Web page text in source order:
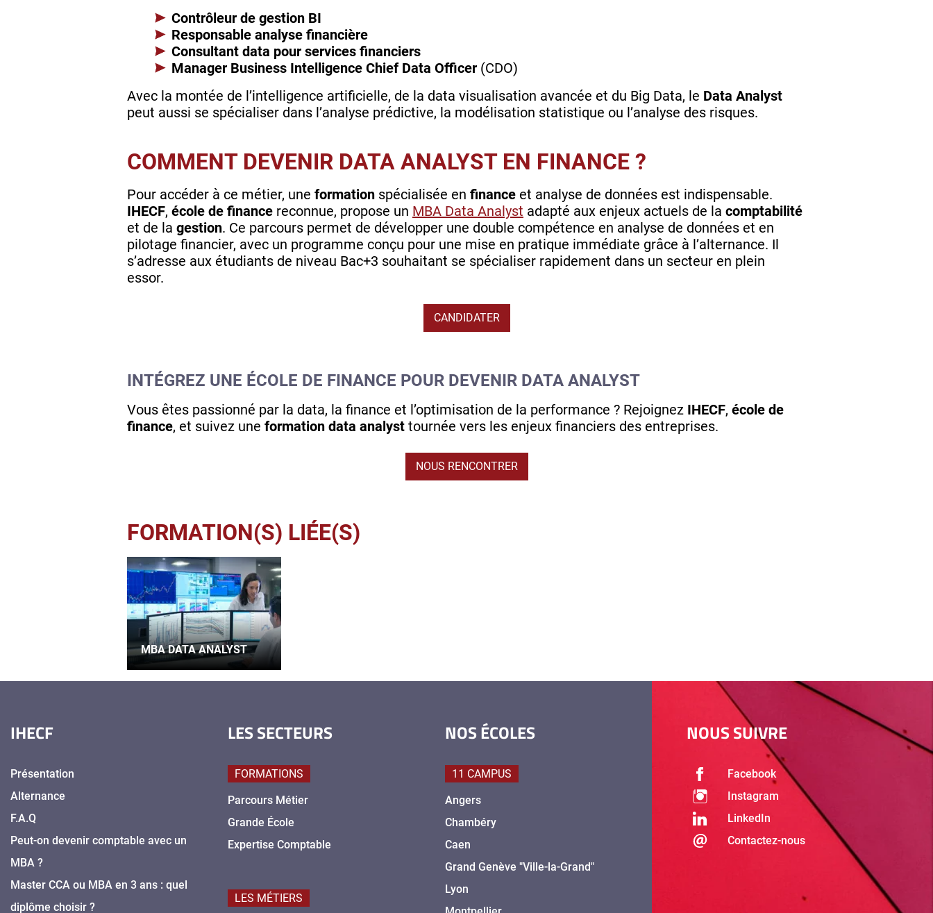
Contrôleur de gestion BI
Responsable analyse financière
Consultant data pour services financiers
Manager Business Intelligence Chief Data Officer (CDO)
Avec la montée de l’intelligence artificielle, de la data visualisation avancée et du Big Data, le Data Analyst
peut aussi se spécialiser dans l’analyse prédictive, la modélisation statistique ou l’analyse des risques.
COMMENT DEVENIR DATA ANALYST EN FINANCE ?
Pour accéder à ce métier, une formation spécialisée en finance et analyse de données est indispensable.
IHECF, école de finance reconnue, propose un MBA Data Analyst adapté aux enjeux actuels de la comptabilité
et de la gestion. Ce parcours permet de développer une double compétence en analyse de données et en
pilotage financier, avec un programme conçu pour une mise en pratique immédiate grâce à l’alternance. Il
s’adresse aux étudiants de niveau Bac+3 souhaitant se spécialiser rapidement dans un secteur en plein
essor.
CANDIDATER
INTÉGREZ UNE ÉCOLE DE FINANCE POUR DEVENIR DATA ANALYST
Vous êtes passionné par la data, la finance et l’optimisation de la performance ? Rejoignez IHECF, école de
finance, et suivez une formation data analyst tournée vers les enjeux financiers des entreprises.
NOUS RENCONTRER
FORMATION(S) LIÉE(S)
MBA DATA ANALYST
IHECF
Présentation
Alternance
F.A.Q
Peut-on devenir comptable avec un
MBA ?
Master CCA ou MBA en 3 ans : quel
diplôme choisir ?
LES SECTEURS
FORMATIONS
Parcours Métier
Grande École
Expertise Comptable
LES MÉTIERS
NOS ÉCOLES
11 CAMPUS
Angers
Chambéry
Caen
Grand Genève "Ville-la-Grand"
Lyon
NOUS SUIVRE
Facebook
Instagram
LinkedIn
Contactez-nous